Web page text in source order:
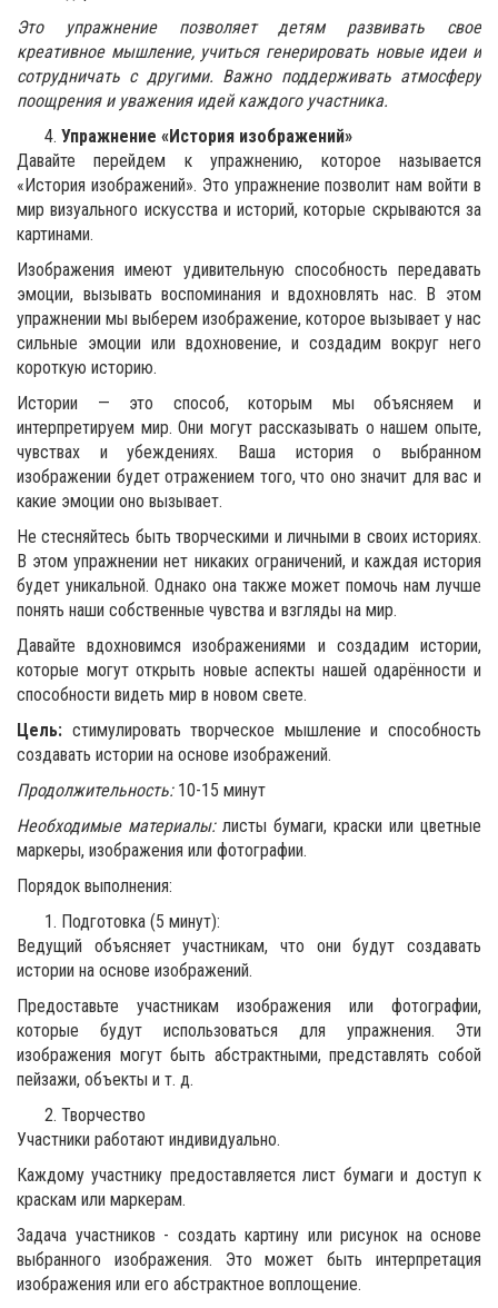
Это упражнение позволяет детям развивать свое
креативное мышление, учиться генерировать новые идеи и
сотрудничать с другими. Важно поддерживать атмосферу
поощрения и уважения идей каждого участника.
Упражнение «История изображений»
Давайте перейдем к упражнению, которое называется
«История изображений». Это упражнение позволит нам войти в
мир визуального искусства и историй, которые скрываются за
картинами.
Изображения имеют удивительную способность передавать
эмоции, вызывать воспоминания и вдохновлять нас. В этом
упражнении мы выберем изображение, которое вызывает у нас
сильные эмоции или вдохновение, и создадим вокруг него
короткую историю.
Истории — это способ, которым мы объясняем и
интерпретируем мир. Они могут рассказывать о нашем опыте,
чувствах и убеждениях. Ваша история о выбранном
изображении будет отражением того, что оно значит для вас и
какие эмоции оно вызывает.
Не стесняйтесь быть творческими и личными в своих историях.
В этом упражнении нет никаких ограничений, и каждая история
будет уникальной. Однако она также может помочь нам лучше
понять наши собственные чувства и взгляды на мир.
Давайте вдохновимся изображениями и создадим истории,
которые могут открыть новые аспекты нашей одарённости и
способности видеть мир в новом свете.
Цель: стимулировать творческое мышление и способность
создавать истории на основе изображений.
Продолжительность:10-15 минут
Необходимые материалы:листы бумаги, краски или цветные
маркеры, изображения или фотографии.
Порядок выполнения:
Подготовка (5 минут):
Ведущий объясняет участникам, что они будут создавать
истории на основе изображений.
Предоставьте участникам изображения или фотографии,
которые будут использоваться для упражнения. Эти
изображения могут быть абстрактными, представлять собой
пейзажи, объекты и т. д.
Творчество
Участники работают индивидуально.
Каждому участнику предоставляется лист бумаги и доступ к
краскам или маркерам.
Задача участников - создать картину или рисунок на основе
выбранного изображения. Это может быть интерпретация
изображения или его абстрактное воплощение.